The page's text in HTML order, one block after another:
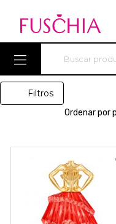
Filtros